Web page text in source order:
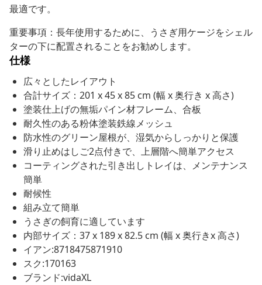
最適です。
重要事項：長年使用するために、うさぎ用ケージをシェル
ターの下に配置されることをお勧めします。
仕様
広々としたレイアウト
合計サイズ：201 x 45 x 85 cm (幅 x 奥行き x 高さ)
塗装仕上げの無垢パイン材フレーム、合板
耐久性のある粉体塗装鉄線メッシュ
防水性のグリーン屋根が、湿気からしっかりと保護
滑り止めはしご2点付きで、上層階へ簡単アクセス
コーティングされた引き出しトレイは、メンテナンス
簡単
耐候性
組み立て簡単
うさぎの飼育に適しています
内部サイズ：37 x 189 x 82.5 cm (幅 x 奥行きx 高さ)
イアン:8718475871910
スク:170163
ブランド:vidaXL